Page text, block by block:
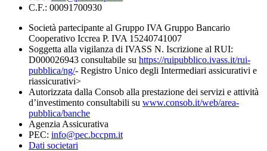
C.F.: 00091700930
Società partecipante al Gruppo IVA Gruppo Bancario
Cooperativo Iccrea P. IVA 15240741007
Soggetta alla vigilanza di IVASS N. Iscrizione al RUI:
D000026943 consultabile su https://ruipubblico.ivass.it/rui-
pubblica/ng/- Registro Unico degli Intermediari assicurativi e
riassicurativi>
Autorizzata dalla Consob alla prestazione dei servizi e attività
d’investimento consultabili su www.consob.it/web/area-
pubblica/banche
Agenzia Assicurativa
PEC: info@pec.bccpm.it
Dati societari